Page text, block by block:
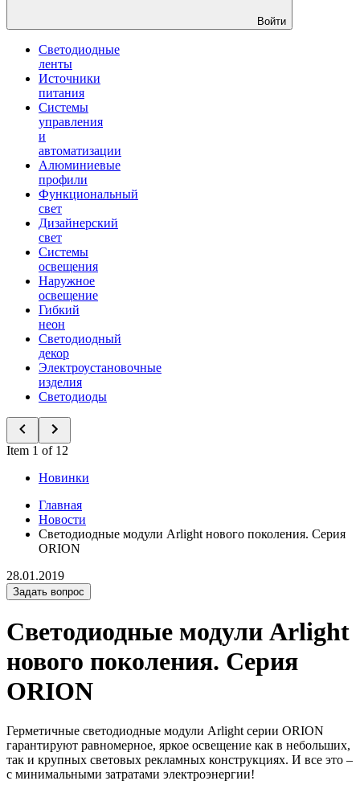
Войти
Светодиодные
ленты
Источники
питания
Системы
управления
и
автоматизации
Алюминиевые
профили
Функциональный
свет
Дизайнерский
свет
Системы
освещения
Наружное
освещение
Гибкий
неон
Светодиодный
декор
Электроустановочные
изделия
Светодиоды
Item 1 of 12
Новинки
Главная
Новости
Светодиодные модули Arlight нового поколения. Серия
ORION
28.01.2019
Задать вопрос
Светодиодные модули Arlight
нового поколения. Серия
ORION
Герметичные светодиодные модули Arlight серии ORION
гарантируют равномерное, яркое освещение как в небольших,
так и крупных световых рекламных конструкциях. И все это –
с минимальными затратами электроэнергии!